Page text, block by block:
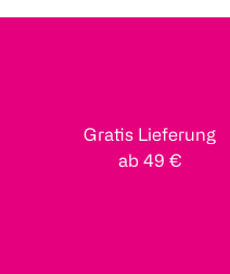
Gratis Lieferung
ab 49 €